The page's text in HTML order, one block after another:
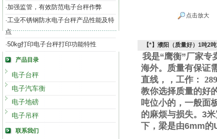
·加强监管，有效防范电子台秤作弊
·工业不锈钢防水电子台秤产品性能及特
点
·50kg打印电子台秤打印功能特性
产品目录
电子台秤
电子汽车衡
电子地磅
电子吊秤
联系我们
点击放大
【*】濮阳（质量好）1吨2
我是“鹰衡”厂家专
海外。质量有保证
直线 ， ，工作 ：
教你选择质量的好
吨位小的，一般面
的麻烦与损失。 3
下，梁是由6mm的